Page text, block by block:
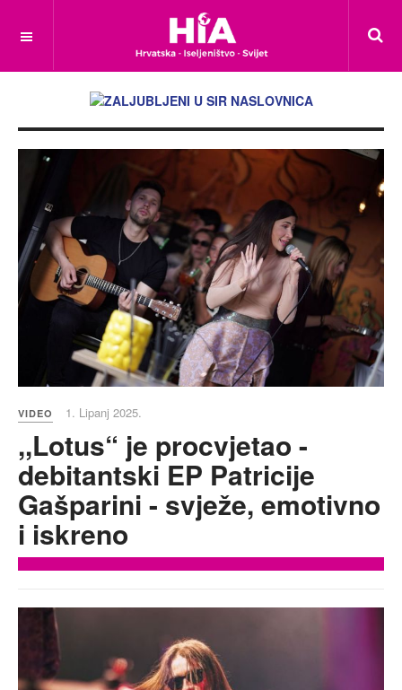
VIDEO 1. Lipanj 2025.
,,Lotus“ je procvjetao -
debitantski EP Patricije
Gašparini - svježe, emotivno
i iskreno